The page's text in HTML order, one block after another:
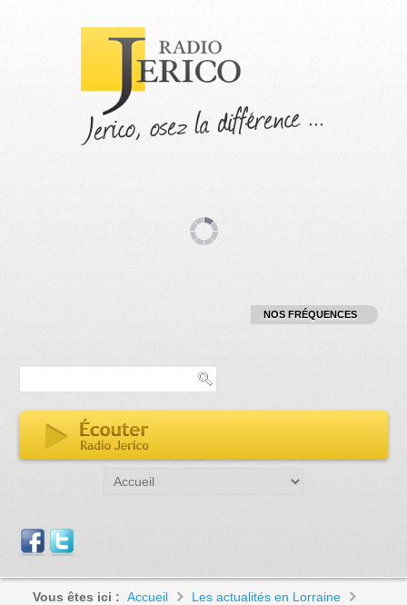
NOS FRÉQUENCES
Vous êtes ici : Accueil
Les actualités en Lorraine